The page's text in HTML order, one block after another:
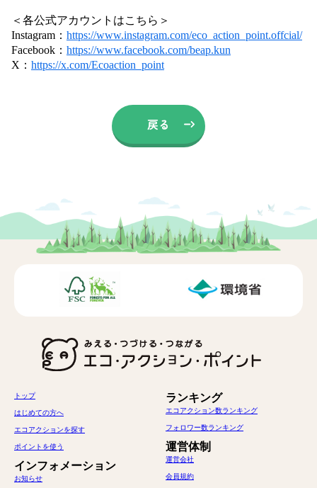
＜各公式アカウントはこちら＞
Instagram： https://www.instagram.com/eco_action_point.offcial/
Facebook： https://www.facebook.com/beap.kun
X： https://x.com/Ecoaction_point
戻る
トップ
はじめての方へ
エコアクションを探す
ポイントを使う
インフォメーション
お知らせ
ランキング
エコアクション数ランキング
フォロワー数ランキング
運営体制
運営会社
会員規約